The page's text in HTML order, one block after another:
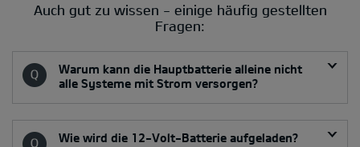
Auch gut zu wissen - einige häufig gestellten
Fragen:
Warum kann die Hauptbatterie alleine nicht
alle Systeme mit Strom versorgen?
Wie wird die 12-Volt-Batterie aufgeladen?